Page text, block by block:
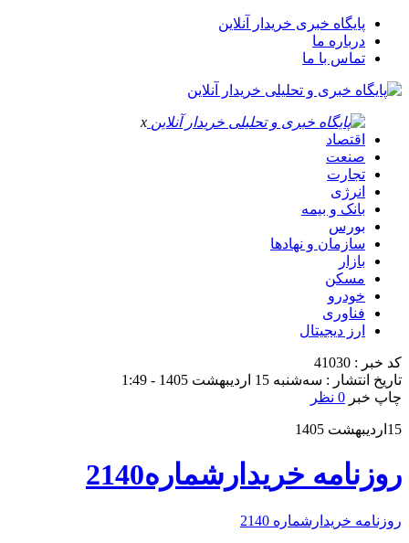
پایگاه خبری خریدار آنلاین
درباره ما
تماس با ما
x
اقتصاد
صنعت
تجارت
انرژی
بانک و بیمه
بورس
سازمان و نهادها
بازار
مسکن
خودرو
فناوری
ارز دیجیتال
کد خبر : 41030
تاریخ انتشار : سه‌شنبه 15 اردیبهشت 1405 - 1:49
چاپ خبر 0 نظر
15اردیبهشت 1405
روزنامه خریدارشماره2140
روزنامه خریدارشماره 2140